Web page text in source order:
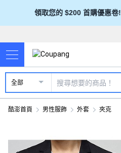
領取您的 $200 首購優惠卷!
全部
酷澎首頁 男性服飾 外套 夾克